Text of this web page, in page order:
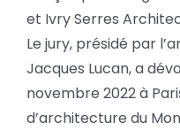
et Ivry Serres
Le jury, présidé par
Jacques Lucan, a
novembre 2022 à
d’architecture du